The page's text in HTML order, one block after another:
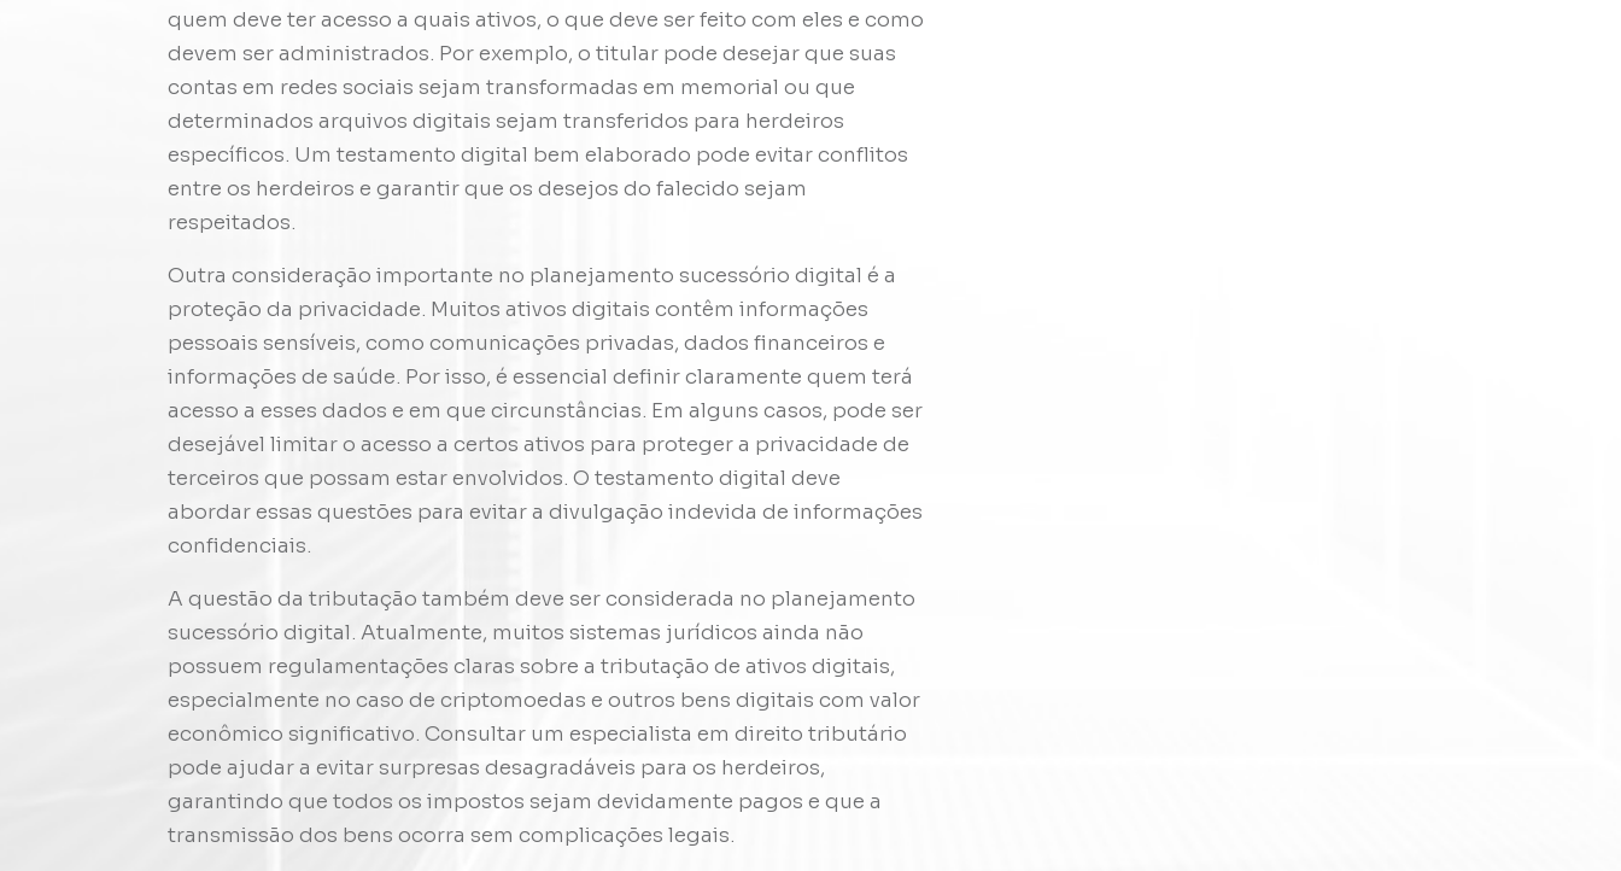
quem deve ter acesso a quais ativos, o que deve ser feito com eles e como
devem ser administrados. Por exemplo, o titular pode desejar que suas
contas em redes sociais sejam transformadas em memorial ou que
determinados arquivos digitais sejam transferidos para herdeiros
específicos. Um testamento digital bem elaborado pode evitar conflitos
entre os herdeiros e garantir que os desejos do falecido sejam
respeitados.
Outra consideração importante no planejamento sucessório digital é a
proteção da privacidade. Muitos ativos digitais contêm informações
pessoais sensíveis, como comunicações privadas, dados financeiros e
informações de saúde. Por isso, é essencial definir claramente quem terá
acesso a esses dados e em que circunstâncias. Em alguns casos, pode ser
desejável limitar o acesso a certos ativos para proteger a privacidade de
terceiros que possam estar envolvidos. O testamento digital deve
abordar essas questões para evitar a divulgação indevida de informações
confidenciais.
A questão da tributação também deve ser considerada no planejamento
sucessório digital. Atualmente, muitos sistemas jurídicos ainda não
possuem regulamentações claras sobre a tributação de ativos digitais,
especialmente no caso de criptomoedas e outros bens digitais com valor
econômico significativo. Consultar um especialista em direito tributário
pode ajudar a evitar surpresas desagradáveis para os herdeiros,
garantindo que todos os impostos sejam devidamente pagos e que a
transmissão dos bens ocorra sem complicações legais.